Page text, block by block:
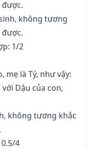
được.
không tương
được.
1/2
mẹ là Tý, như vậy:
Dậu của con,
không tương khắc
4